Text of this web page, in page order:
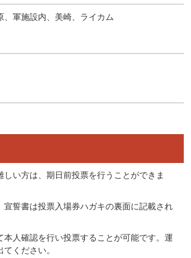
軍施設内、美崎、ライカム
い方は、期日前投票を行うことができま
誓書は投票入場券ハガキの裏面に記載され
人確認を行い投票することが可能です。運
ください。